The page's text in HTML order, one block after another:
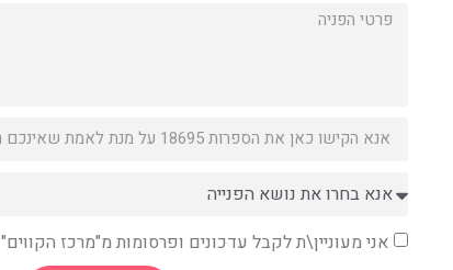
אני מעוניין\ת לקבל עדכונים ופרסומות מ"מרכז הקווים"